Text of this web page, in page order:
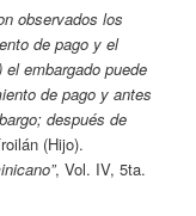
observados los
de pago y el
embargado puede
de pago y antes
después de
(Hijo).
, Vol. IV, 5ta.